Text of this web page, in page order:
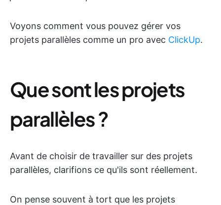
Voyons comment vous pouvez gérer vos
projets parallèles comme un pro avec ClickUp.
Que sont les projets
parallèles ?
Avant de choisir de travailler sur des projets
parallèles, clarifions ce qu'ils sont réellement.
On pense souvent à tort que les projets